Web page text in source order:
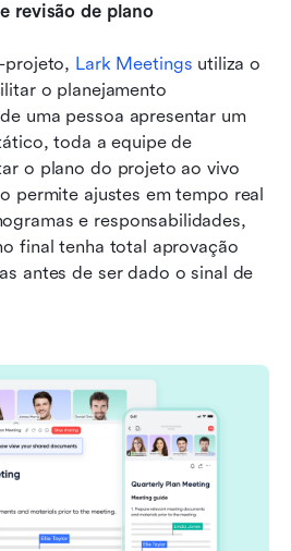
revisão de plano
projeto, Lark Meetings
o planejamento
uma pessoa apresentar um
toda a equipe de
o plano do projeto ao vivo
permite ajustes em tempo real
e responsabilidades,
final tenha total aprovação
antes de ser dado o sinal de